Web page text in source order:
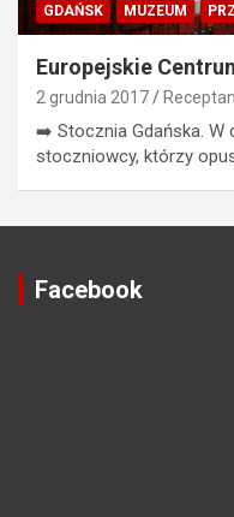
GDAŃSK MUZEUM
Europejskie
2 grudnia 2017
➡️ Stocznia Gdańska. W
stoczniowcy, którzy
Facebook